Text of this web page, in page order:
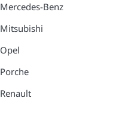
Mercedes-Benz
Mitsubishi
Opel
Porche
Renault